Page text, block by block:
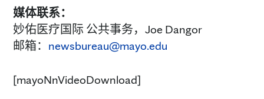
媒体联系：
妙佑医疗国际 公共事务，Joe Dangor
邮箱： newsbureau@mayo.edu
[mayoNnVideoDownload]